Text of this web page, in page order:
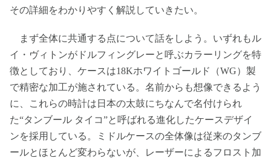
その詳細をわかりやすく解説していきたい。
まず全体に共通する点について話をしよう。いずれもル
イ・ヴィトンがドルフィングレーと呼ぶカラーリングを特
徴としており、ケースは18Kホワイトゴールド（WG）製
で精密な加工が施されている。名前からも想像できるよう
に、これらの時計は日本の太鼓にちなんで名付けられ
た“タンブール タイコ”と呼ばれる進化したケースデザイ
ンを採用している。ミドルケースの全体像は従来のタンブ
ールとほとんど変わらないが、レーザーによるフロスト加